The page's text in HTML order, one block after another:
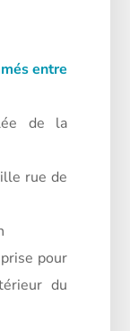
entre
de la
rue de
pour
du